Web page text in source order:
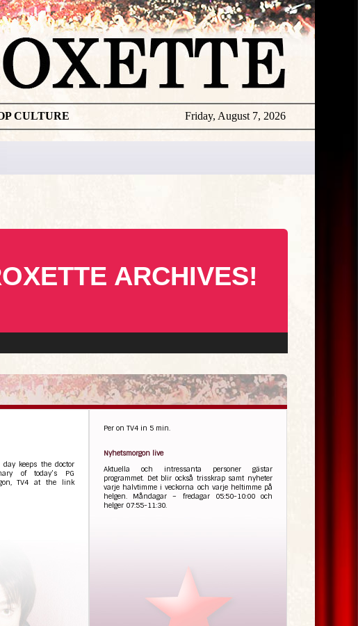
Friday, August 7, 2026
CULTURE
ARCHIVES!
keeps the doctor
of today’s PG
TV4 at the link
Per on TV4 in 5 min.
Nyhetsmorgon live
Aktuella och intressanta personer gästar
programmet. Det blir också trisskrap samt nyheter
varje halvtimme i veckorna och varje heltimme på
helgen. Måndagar – fredagar 05:50-10:00 och
helger 07:55-11:30.